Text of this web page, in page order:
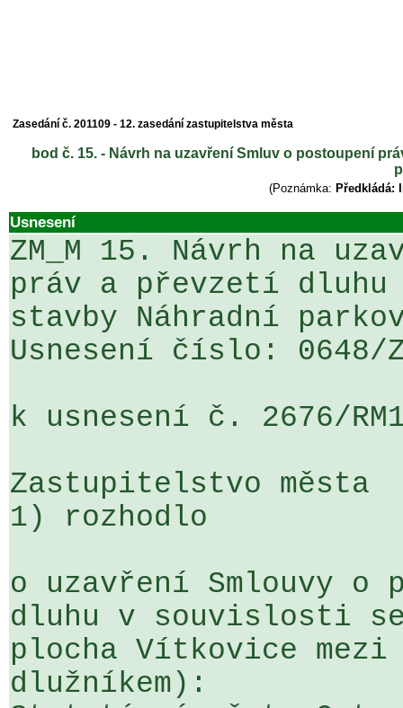
Zasedání č. 201109 - 12. zasedání zastupitelstva města
bod č. 15. - Návrh na uzavření Smluv o postoupení
(Poznámka: Předkládá:
Usnesení
ZM_M 15. Návrh na
práv a převzetí
stavby Náhradní
Usnesení číslo: 0648/
k usnesení č. 2676/
Zastupitelstvo města
1) rozhodlo
o uzavření Smlouvy o
dluhu v souvislosti se
plocha Vítkovice mezi
dlužníkem):